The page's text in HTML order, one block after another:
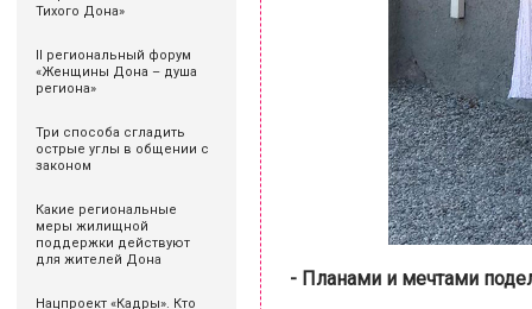
Тихого Дона»
II региональный форум
«Женщины Дона – душа
региона»
Три способа сгладить
острые углы в общении с
законом
Какие региональные
меры жилищной
поддержки действуют
для жителей Дона
Нацпроект «Кадры». Кто
- Планами и мечтами